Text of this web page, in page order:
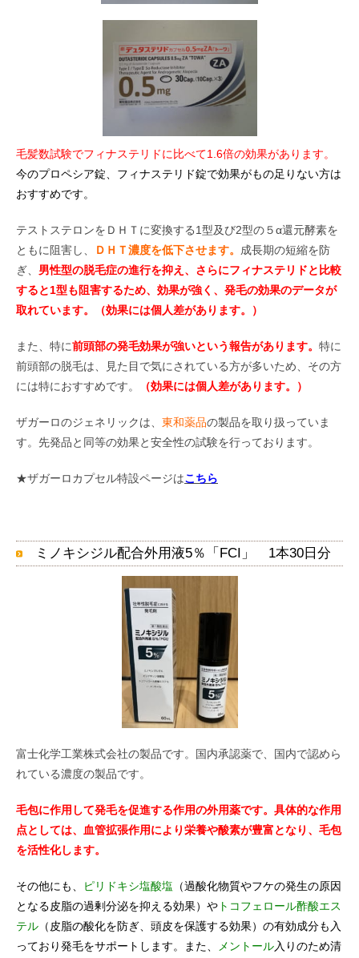
毛髪数試験でフィナステリドに比べて1.6倍の効果があります。
今のプロペシア錠、フィナステリド錠で効果がもの足りない方は
おすすめです。
テストステロンをＤＨＴに変換する1型及び2型の５α還元酵素を
ともに阻害し、
ＤＨＴ濃度を低下させます。 成長期の短縮を防
ぎ、 男性型の脱毛症の進行を抑え、さらにフィナステリドと比較
すると1型も阻害するため、効果が強く、発毛の効果のデータが
取れています。（効果には個人差があります。）
また、特に前頭部の発毛効果が強いという報告があります。 特に
前頭部の脱毛は、見た目で気にされている方が多いため、その方
には特におすすめです。
（効果には個人差があります。）
ザガーロのジェネリックは、 東和薬品の製品を取り扱っていま
す。先発品と同等の効果と安全性の試験を行っております。
★ザガーロカプセル特設ページはこちら
ミノキシジル配合外用液5％「FCI」 1本30日分
富士化学工業株式会社の製品です。国内承認薬で、国内で認めら
れている濃度の製品です。
毛包に作用して発毛を促進する作用の外用薬です。具体的な作用
点としては、
血管拡張作用により栄養や酸素が豊富となり、毛包
を活性化します。
その他にも、 ピリドキシ塩酸塩 （過酸化物質やフケの発生の原因
となる皮脂の過剰分泌を抑える効果）や トコフェロール酢酸エス
テル （皮脂の酸化を防ぎ、頭皮を保護する効果）の有効成分も入
っており発毛をサポートします。また、
メントール入りのため清